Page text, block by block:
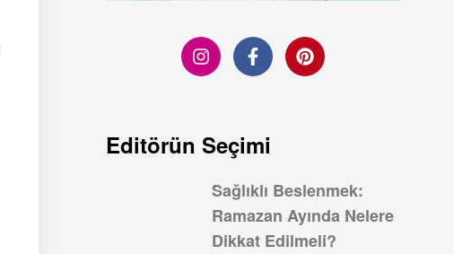
Editörün Seçimi
Sağlıklı Beslenmek:
Ramazan Ayında Nelere
Dikkat Edilmeli?